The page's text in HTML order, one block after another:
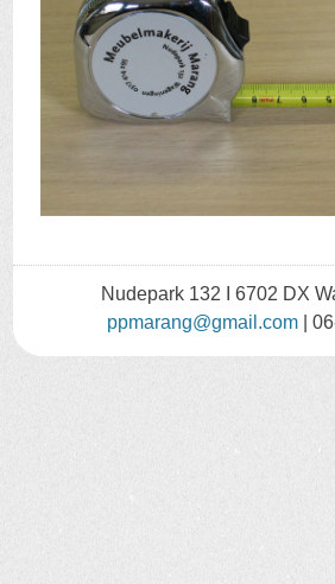
Nudepark 132 I 6702 DX
ppmarang@gmail.com |